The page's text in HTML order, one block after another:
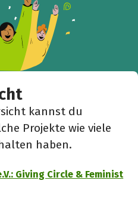
kannst du
Projekte wie viele
haben.
Giving Circle & Feminist